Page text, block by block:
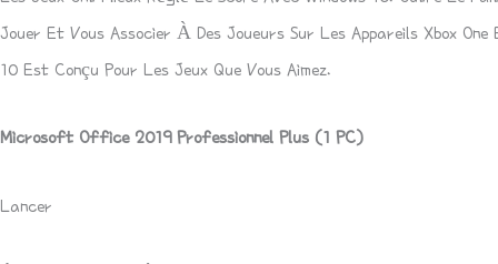
Jouer Et Vous Associer À Des Joueurs Sur Les Appareils Xbox
10 Est Conçu Pour Les Jeux Que Vous Aimez.
Microsoft Office 2019 Professionnel Plus (1 PC)
Lancer